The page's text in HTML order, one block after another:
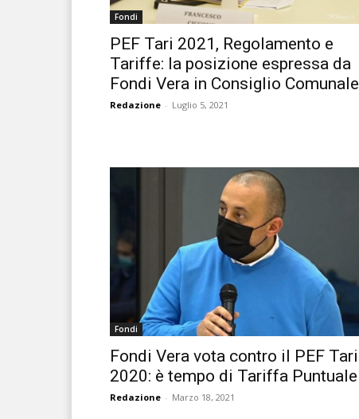
Fondi
PEF Tari 2021, Regolamento e
Tariffe: la posizione espressa da
Fondi Vera in Consiglio Comunale
Redazione - Luglio 5, 2021
Fondi
Fondi Vera vota contro il PEF Tari
2020: è tempo di Tariffa Puntuale
Redazione - Marzo 18, 2021